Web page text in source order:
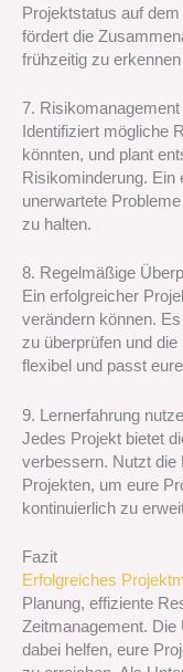
Projektstatus auf
fördert die
frühzeitig zu
7. Risikomanagement
Identifiziert mögliche
könnten, und plant
Risikominderung. Ein
unerwartete
zu halten.
8. Regelmäßige
Ein erfolgreicher
verändern können.
zu überprüfen und
flexibel und passt
9. Lernerfahrung
Jedes Projekt bietet
verbessern. Nutzt die
Projekten, um eure
kontinuierlich zu
Fazit
Erfolgreiches
Planung, effiziente
Zeitmanagement.
dabei helfen, eure